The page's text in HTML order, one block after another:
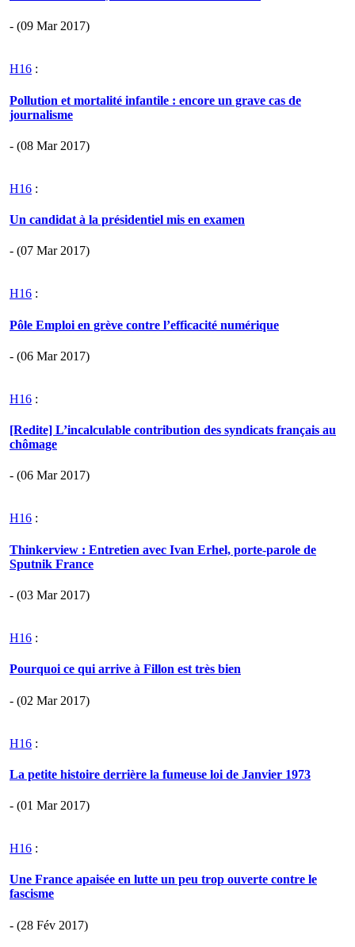
- (09 Mar 2017)
H16 :
Pollution et mortalité infantile : encore un grave cas de
journalisme
- (08 Mar 2017)
H16 :
Un candidat à la présidentiel mis en examen
- (07 Mar 2017)
H16 :
Pôle Emploi en grève contre l’efficacité numérique
- (06 Mar 2017)
H16 :
[Redite] L’incalculable contribution des syndicats français au
chômage
- (06 Mar 2017)
H16 :
Thinkerview : Entretien avec Ivan Erhel, porte-parole de
Sputnik France
- (03 Mar 2017)
H16 :
Pourquoi ce qui arrive à Fillon est très bien
- (02 Mar 2017)
H16 :
La petite histoire derrière la fumeuse loi de Janvier 1973
- (01 Mar 2017)
H16 :
Une France apaisée en lutte un peu trop ouverte contre le
fascisme
- (28 Fév 2017)